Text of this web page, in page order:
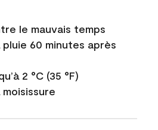
le mauvais temps
pluie 60 minutes après
2 °C (35 °F)